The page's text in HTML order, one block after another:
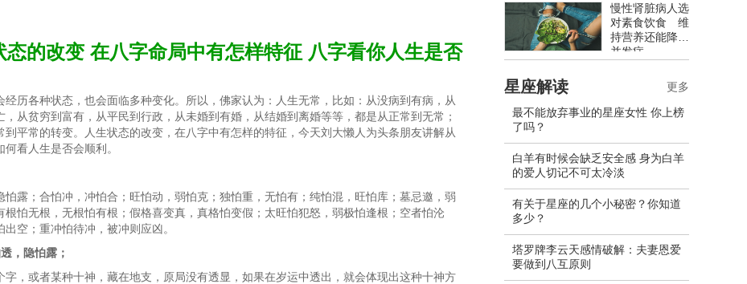
态的改变 在八字命局中有怎样特征 八字看你人生是否
经历各种状态，也会面临多种变化。所以，佛家认为：人生无常，比如：从没病到有病，从
，从贫穷到富有，从平民到行政，从未婚到有婚，从结婚到离婚等等，都是从正常到无常；
到平常的转变。人生状态的改变，在八字中有怎样的特征，今天刘大懒人为头条朋友讲解从
何看人生是否会顺利。
怕露；合怕冲，冲怕合；旺怕动，弱怕克；独怕重，无怕有；纯怕混，旺怕库；墓忌邀，弱
根怕无根，无根怕有根；假格喜变真，真格怕变假；太旺怕犯怒，弱极怕逢根；空者怕沦
出空；重冲怕待冲，被冲则应凶。
，隐怕露；
字，或者某种十神，藏在地支，原局没有透显，如果在岁运中透出，就会体现出这种十神方
慢性肾脏病人选
对素食饮食 维
持营养还能降低
并发症
星座解读
最不能放弃事业的星座女性 你上榜
了吗？
白羊有时候会缺乏安全感 身为白羊
的爱人切记不可太冷淡
有关于星座的几个小秘密？你知道
多少？
塔罗牌李云天感情破解：夫妻恩爱
要做到八互原则
更多